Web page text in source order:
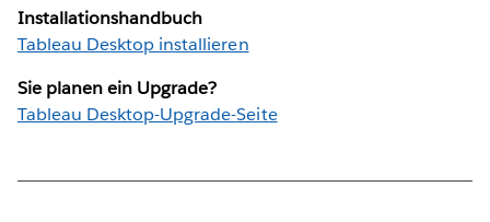
Installationshandbuch
Tableau Desktop installieren
Sie planen ein Upgrade?
Tableau Desktop-Upgrade-Seite